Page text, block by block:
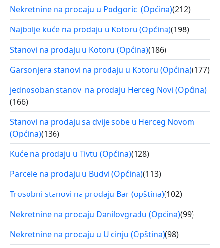
Nekretnine na prodaju u Podgorici (Općina)(212)
Najbolje kuće na prodaju u Kotoru (Općina)(198)
Stanovi na prodaju u Kotoru (Općina)(186)
Garsonjera stanovi na prodaju u Kotoru (Općina)(177)
jednosoban stanovi na prodaju Herceg Novi (Općina)
(166)
Stanovi na prodaju sa dvije sobe u Herceg Novom
(Općina)(136)
Kuće na prodaju u Tivtu (Općina)(128)
Parcele na prodaju u Budvi (Općina)(113)
Trosobni stanovi na prodaju Bar (opština)(102)
Nekretnine na prodaju Danilovgradu (Općina)(99)
Nekretnine na prodaju u Ulcinju (Opština)(98)